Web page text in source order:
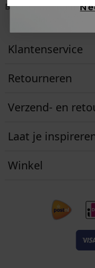
Betaal achteraf met
Klantenservice
Retourneren
Verzend- en
Laat je
Winkel